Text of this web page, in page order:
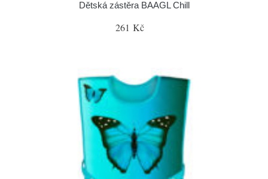
Dětská zástěra BAAGL Chill
261 Kč